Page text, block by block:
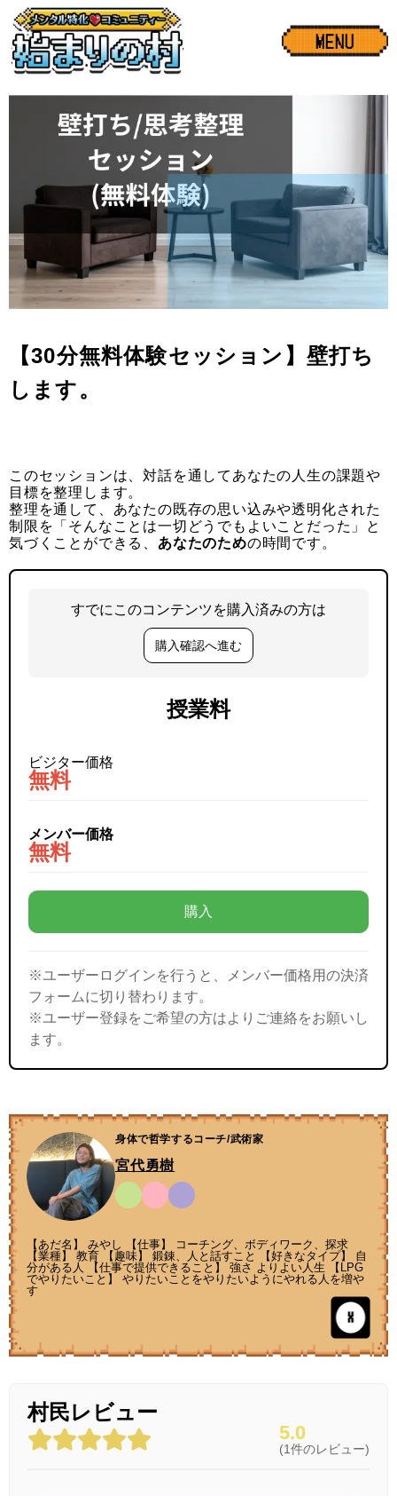
MENU
【30分無料体験セッション】壁打ち
します。
このセッションは、対話を通してあなたの人生の課題や
目標を整理します。
整理を通して、あなたの既存の思い込みや透明化された
制限を「そんなことは一切どうでもよいことだった」と
気づくことができる、 あなたのための時間です。
すでにこのコンテンツを購入済みの方は
購入確認へ進む
授業料
ビジター価格
無料
メンバー価格
無料
購入
※ユーザーログインを行うと、メンバー価格用の決済
フォームに切り替わります。
※ユーザー登録をご希望の方はよりご連絡をお願いし
ます。
身体で哲学するコーチ/武術家
宮代勇樹
【あだ名】 みやし 【仕事】 コーチング、ボディワーク、探求
【業種】 教育 【趣味】 鍛錬、人と話すこと 【好きなタイプ】 自
分がある人 【仕事で提供できること】 強さ よりよい人生 【LPG
でやりたいこと】 やりたいことをやりたいようにやれる人を増や
す
村民レビュー
5.0
(1件のレビュー)